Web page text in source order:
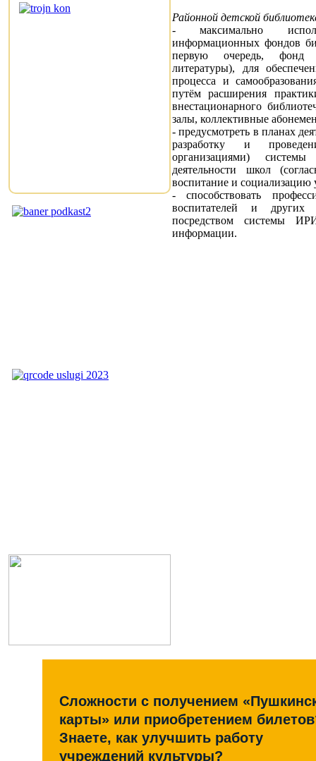
Районной детской
- максимально
информационных фондов
первую очередь, фонд
литературы), для
процесса и
путём расширения
внестационарного
залы, коллективные
- предусмотреть в планах
разработку и
организациями)
деятельности школ
воспитание и социализацию
- способствовать
воспитателей и других
посредством системы
информации.
Сложности с получением
карты» или приобретением
Знаете, как улучшить работу
учреждений культуры?